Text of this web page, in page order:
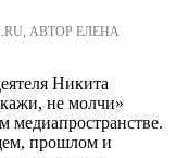
АВТОР ЕЛЕНА
Никита
не молчи»
медиапространстве.
прошлом и